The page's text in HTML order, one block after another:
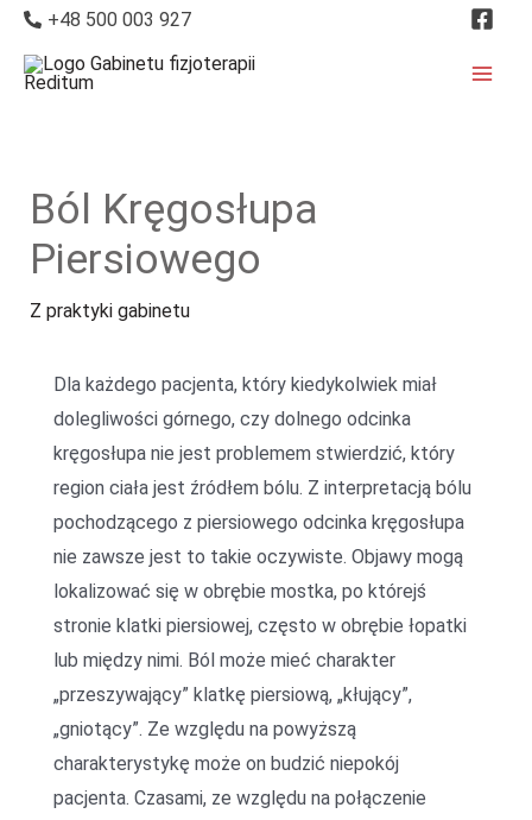
+48 500 003 927
Ból Kręgosłupa
Piersiowego
Z praktyki gabinetu
Dla każdego pacjenta, który kiedykolwiek miał
dolegliwości górnego, czy dolnego odcinka
kręgosłupa nie jest problemem stwierdzić, który
region ciała jest źródłem bólu. Z interpretacją bólu
pochodzącego z piersiowego odcinka kręgosłupa
nie zawsze jest to takie oczywiste. Objawy mogą
lokalizować się w obrębie mostka, po którejś
stronie klatki piersiowej, często w obrębie łopatki
lub między nimi. Ból może mieć charakter
„przeszywający” klatkę piersiową, „kłujący”,
„gniotący”. Ze względu na powyższą
charakterystykę może on budzić niepokój
pacjenta. Czasami, ze względu na połączenie